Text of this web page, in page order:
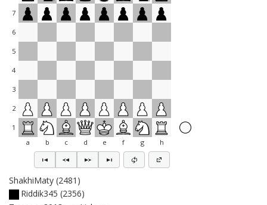
7
6
5
4
3
2
1
a
b c d e f g h
ShakhiMaty 2481
Riddik345 2356